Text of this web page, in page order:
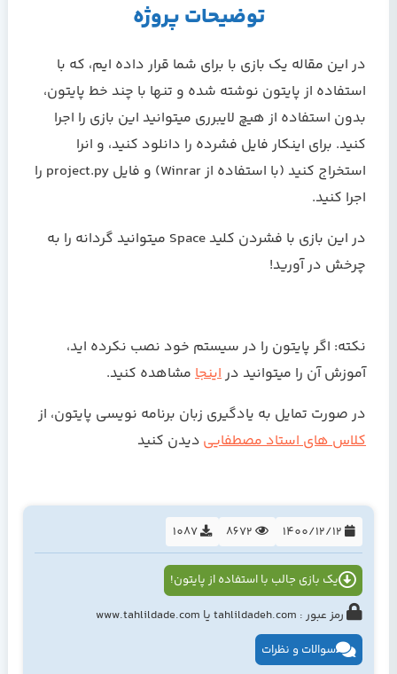
توضیحات پروژه
در این مقاله یک بازی با برای شما قرار داده ایم، که با
استفاده از پایتون نوشته شده و تنها با چند خط پایتون،
بدون استفاده از هیچ لایبرری میتوانید این بازی را اجرا
کنید. برای اینکار فایل فشرده را دانلود کنید، و انرا
استخراج کنید (با استفاده از Winrar) و فایل project.py را
اجرا کنید.
در این بازی با فشردن کلید Space میتوانید گردانه را به
چرخش در آورید!
نکته: اگر پایتون را در سیستم خود نصب نکرده اید،
آموزش آن را میتوانید دراینجامشاهده کنید.
در صورت تمایل به یادگیری زبان برنامه نویسی پایتون، از
کلاس های استاد مصطفایی دیدن کنید
1087
یک بازی جالب با استفاده از پایتون!
رمز عبور : tahlildadeh.com یا www.tahlildade.com
سوالات و نظرات